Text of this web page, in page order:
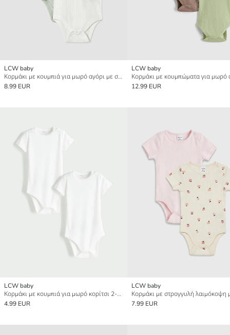
LCW baby
Κορμάκι με κουμπιά για μωρό αγόρι με στρογγυλή λαιμόκοψη 3-Τεμάχια
8.99 EUR
LCW baby
12.99 EUR
LCW baby
Κορμάκι με κουμπιά για μωρό κορίτσι 2-πακέτα
4.99 EUR
LCW baby
7.99 EUR